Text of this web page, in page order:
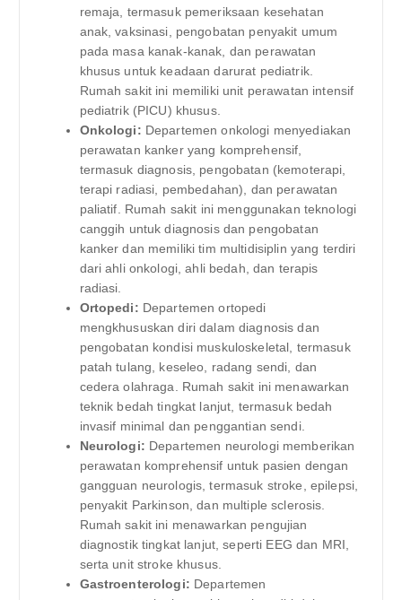
remaja, termasuk pemeriksaan kesehatan
anak, vaksinasi, pengobatan penyakit umum
pada masa kanak-kanak, dan perawatan
khusus untuk keadaan darurat pediatrik.
Rumah sakit ini memiliki unit perawatan intensif
pediatrik (PICU) khusus.
Onkologi: Departemen onkologi menyediakan
perawatan kanker yang komprehensif,
termasuk diagnosis, pengobatan (kemoterapi,
terapi radiasi, pembedahan), dan perawatan
paliatif. Rumah sakit ini menggunakan teknologi
canggih untuk diagnosis dan pengobatan
kanker dan memiliki tim multidisiplin yang terdiri
dari ahli onkologi, ahli bedah, dan terapis
radiasi.
Ortopedi: Departemen ortopedi
mengkhususkan diri dalam diagnosis dan
pengobatan kondisi muskuloskeletal, termasuk
patah tulang, keseleo, radang sendi, dan
cedera olahraga. Rumah sakit ini menawarkan
teknik bedah tingkat lanjut, termasuk bedah
invasif minimal dan penggantian sendi.
Neurologi: Departemen neurologi memberikan
perawatan komprehensif untuk pasien dengan
gangguan neurologis, termasuk stroke, epilepsi,
penyakit Parkinson, dan multiple sclerosis.
Rumah sakit ini menawarkan pengujian
diagnostik tingkat lanjut, seperti EEG dan MRI,
serta unit stroke khusus.
Gastroenterologi: Departemen